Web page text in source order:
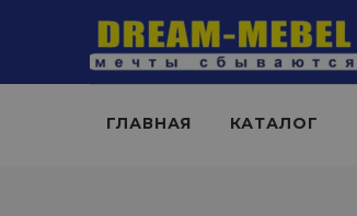
ГЛАВНАЯ КАТАЛОГ